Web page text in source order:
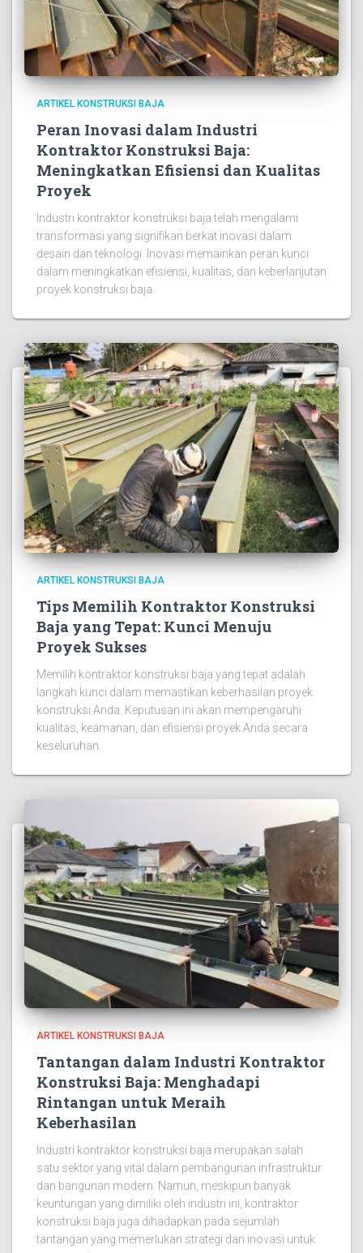
ARTIKEL KONSTRUKSI BAJA
Peran Inovasi dalam Industri
Kontraktor Konstruksi Baja:
Meningkatkan Efisiensi dan Kualitas
Proyek
Industri kontraktor konstruksi baja telah mengalami
transformasi yang signifikan berkat inovasi dalam
desain dan teknologi. Inovasi memainkan peran kunci
dalam meningkatkan efisiensi, kualitas, dan keberlanjutan
proyek konstruksi baja.
ARTIKEL KONSTRUKSI BAJA
Tips Memilih Kontraktor Konstruksi
Baja yang Tepat: Kunci Menuju
Proyek Sukses
Memilih kontraktor konstruksi baja yang tepat adalah
langkah kunci dalam memastikan keberhasilan proyek
konstruksi Anda. Keputusan ini akan mempengaruhi
kualitas, keamanan, dan efisiensi proyek Anda secara
keseluruhan.
ARTIKEL KONSTRUKSI BAJA
Tantangan dalam Industri Kontraktor
Konstruksi Baja: Menghadapi
Rintangan untuk Meraih
Keberhasilan
Industri kontraktor konstruksi baja merupakan salah
satu sektor yang vital dalam pembangunan infrastruktur
dan bangunan modern. Namun, meskipun banyak
keuntungan yang dimiliki oleh industri ini, kontraktor
konstruksi baja juga dihadapkan pada sejumlah
tantangan yang memerlukan strategi dan inovasi untuk